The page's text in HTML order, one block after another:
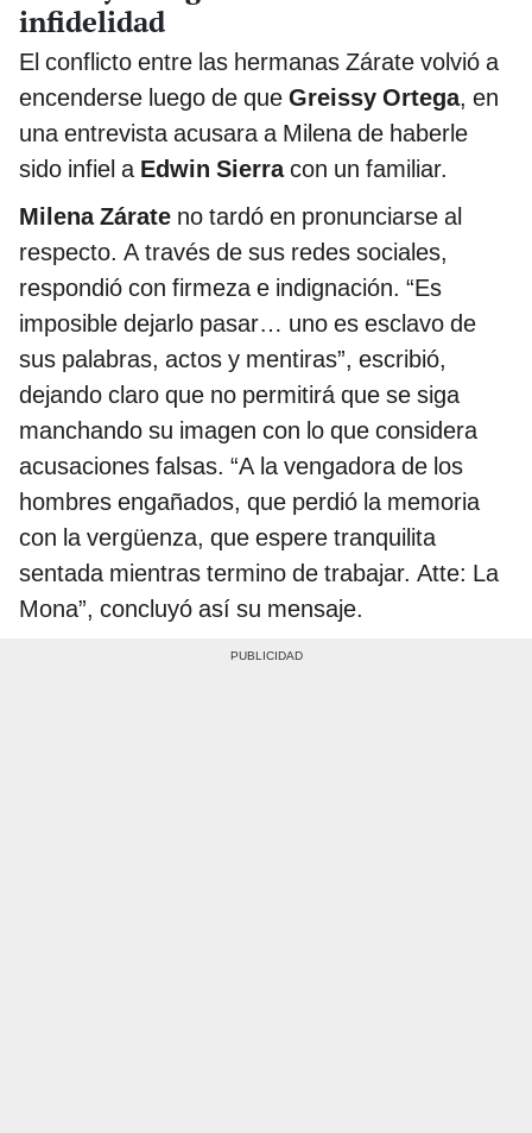
infidelidad
El conflicto entre las hermanas Zárate volvió a
encenderse luego de que Greissy Ortega, en
una entrevista acusara a Milena de haberle
sido infiel aEdwin Sierracon un familiar.
Milena Zárate no tardó en pronunciarse al
respecto. A través de sus redes sociales,
respondió con firmeza e indignación. “Es
imposible dejarlo pasar… uno es esclavo de
sus palabras, actos y mentiras”, escribió,
dejando claro que no permitirá que se siga
manchando su imagen con lo que considera
acusaciones falsas. “A la vengadora de los
hombres engañados, que perdió la memoria
con la vergüenza, que espere tranquilita
sentada mientras termino de trabajar. Atte: La
Mona”, concluyó así su mensaje.